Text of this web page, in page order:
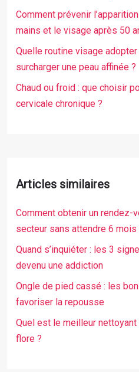
Comment prévenir
mains et le visage après 50
Quelle routine visage
surcharger une peau affinée ?
Chaud ou froid : que choisir
cervicale chronique ?
Articles similaires
Comment obtenir un rendez-
secteur sans attendre 6 mois
Quand s’inquiéter : les 3
devenu une addiction
Ongle de pied cassé : les
favoriser la repousse
Quel est le meilleur
flore ?